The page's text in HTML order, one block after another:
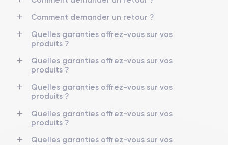
Comment demander un retour ?
Quelles garanties offrez-vous sur vos
produits ?
Quelles garanties offrez-vous sur vos
produits ?
Quelles garanties offrez-vous sur vos
produits ?
Quelles garanties offrez-vous sur vos
produits ?
Quelles garanties offrez-vous sur vos